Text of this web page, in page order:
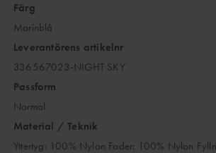
Färg
Marinblå
Leverantörens artikelnr
336567023-NIGHT SKY
Passform
Normal
Material / Teknik
Yttertyg: 100% Nylon Foder: 100% Nylon